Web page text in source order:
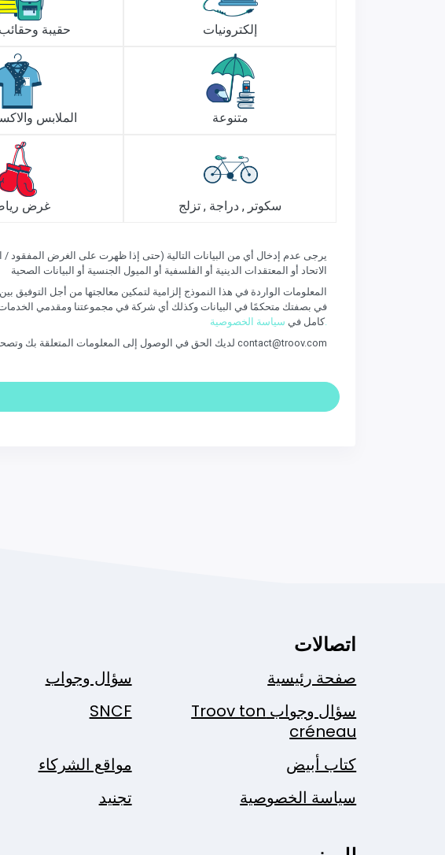
حقيبة إلكترونيات
الملابس متنوعة
غرض سكوتر , دراجة , تزلج
الاتحاد أو المعتقدات الدينية أو الفلسفية أو الميول الجنسية أو البيانات الصحية
المعلومات الواردة في هذا النموذج إلزامية لتمكين معالجتها من أجل التوفيق بين
كامل فيسياسة الخصوصية.
لديك الحق في الوصول إلى المعلومات المتعلقة بك وتصحيحها. إذا كنت ترغب في ممارسة هذا الحق والحصول على معلومات تتعلق بك ، فيرجى الاتصال بـ contact@troov.com
اتصالات
صفحة رئيسية سؤال وجواب
سؤال وجواب Troov ton
créneau
SNCF
كتاب أبيض مواقع الشركاء
سياسة الخصوصية
تجنيد